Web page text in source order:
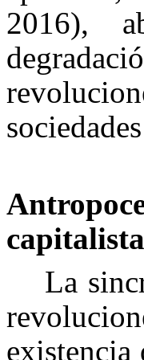
2016),
capitalista
La
existencia